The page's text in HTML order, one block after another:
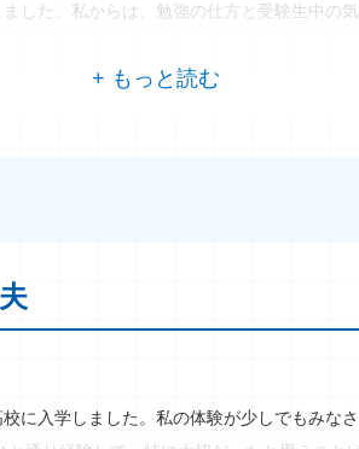
した。私からは、勉強の仕方と受験生中の
に入学しました。私の体験が少しでもみな